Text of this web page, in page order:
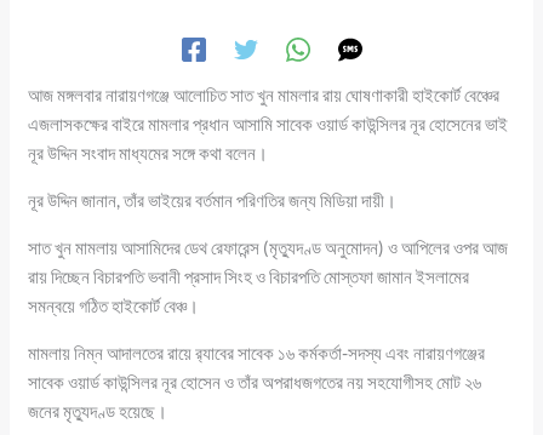
আজ মঙ্গলবার নারায়ণগঞ্জে আলোচিত সাত খুন মামলার রায় ঘোষণাকারী হাইকোর্ট বেঞ্চের
এজলাসকক্ষের বাইরে মামলার প্রধান আসামি সাবেক ওয়ার্ড কাউন্সিলর নূর হোসেনের ভাই
নূর উদ্দিন সংবাদ মাধ্যমের সঙ্গে কথা বলেন।
নূর উদ্দিন জানান, তাঁর ভাইয়ের বর্তমান পরিণতির জন্য মিডিয়া দায়ী।
সাত খুন মামলায় আসামিদের ডেথ রেফারেন্স (মৃত্যুদণ্ড অনুমোদন) ও আপিলের ওপর আজ
রায় দিচ্ছেন বিচারপতি ভবানী প্রসাদ সিংহ ও বিচারপতি মোস্তফা জামান ইসলামের
সমন্বয়ে গঠিত হাইকোর্ট বেঞ্চ।
মামলায় নিম্ন আদালতের রায়ে র‍্যাবের সাবেক ১৬ কর্মকর্তা-সদস্য এবং নারায়ণগঞ্জের
সাবেক ওয়ার্ড কাউন্সিলর নূর হোসেন ও তাঁর অপরাধজগতের নয় সহযোগীসহ মোট ২৬
জনের মৃত্যুদণ্ড হয়েছে।